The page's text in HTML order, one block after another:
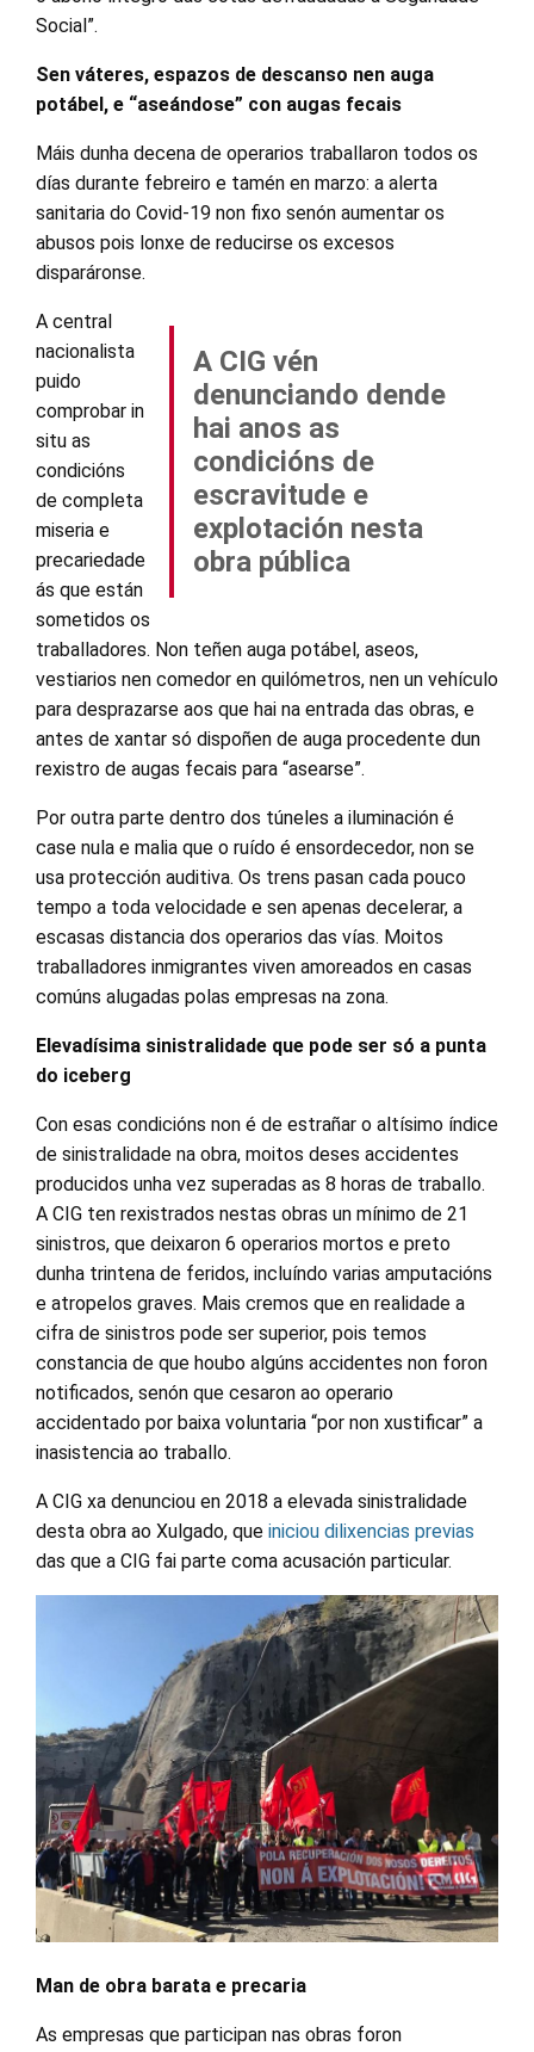
Social”.
Sen váteres, espazos de descanso nen auga
potábel, e “aseándose” con augas fecais
Máis dunha decena de operarios traballaron todos os
días durante febreiro e tamén en marzo: a alerta
sanitaria do Covid-19 non fixo senón aumentar os
abusos pois lonxe de reducirse os excesos
disparáronse.
A CIG vén
denunciando dende
hai anos as
condicións de
escravitude e
explotación nesta
obra pública
A central
nacionalista
puido
comprobar in
situ as
condicións
de completa
miseria e
precariedade
ás que están
sometidos os
traballadores. Non teñen auga potábel, aseos,
vestiarios nen comedor en quilómetros, nen un vehículo
para desprazarse aos que hai na entrada das obras, e
antes de xantar só dispoñen de auga procedente dun
rexistro de augas fecais para “asearse”.
Por outra parte dentro dos túneles a iluminación é
case nula e malia que o ruído é ensordecedor, non se
usa protección auditiva. Os trens pasan cada pouco
tempo a toda velocidade e sen apenas decelerar, a
escasas distancia dos operarios das vías. Moitos
traballadores inmigrantes viven amoreados en casas
comúns alugadas polas empresas na zona.
Elevadísima sinistralidade que pode ser só a punta
do iceberg
Con esas condicións non é de estrañar o altísimo índice
de sinistralidade na obra, moitos deses accidentes
producidos unha vez superadas as 8 horas de traballo.
A CIG ten rexistrados nestas obras un mínimo de 21
sinistros, que deixaron 6 operarios mortos e preto
dunha trintena de feridos, incluíndo varias amputacións
e atropelos graves. Mais cremos que en realidade a
cifra de sinistros pode ser superior, pois temos
constancia de que houbo algúns accidentes non foron
notificados, senón que cesaron ao operario
accidentado por baixa voluntaria “por non xustificar” a
inasistencia ao traballo.
A CIG xa denunciou en 2018 a elevada sinistralidade
desta obra ao Xulgado, que iniciou dilixencias previas
das que a CIG fai parte coma acusación particular.
Man de obra barata e precaria
As empresas que participan nas obras foron